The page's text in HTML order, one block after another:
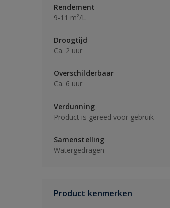
Rendement
9-11 m²/L
Droogtijd
Ca. 2 uur
Overschilderbaar
Ca. 6 uur
Verdunning
Product is gereed voor gebruik
Samenstelling
Watergedragen
Product kenmerken